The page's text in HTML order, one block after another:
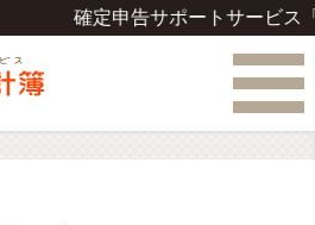
確定申告サポートサービス